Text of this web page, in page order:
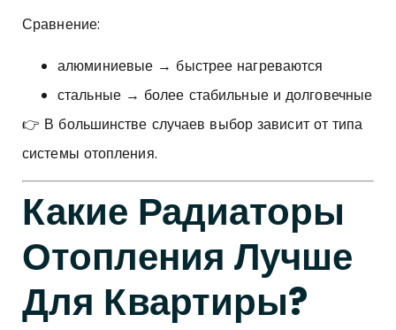
Сравнение:
алюминиевые → быстрее нагреваются
стальные → более стабильные и долговечные
👉 В большинстве случаев выбор зависит от типа
системы отопления.
Какие Радиаторы
Отопления Лучше
Для Квартиры?